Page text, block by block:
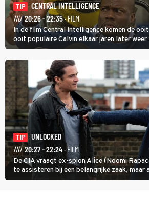
TIP
CENTRAL INTELLIGENCE
NU 20:26 - 22:35· FILM
In de film Central Intelligence komen de
ooit populaire Calvin elkaar jaren later
inmiddels supergespierd en werkzaam voor
goed kan gebruiken.
TIP
UNLOCKED
NU 20:27 - 22:24· FILM
De CIA vraagt ex-spion Alice (Noomi
te assisteren bij een belangrijke zaak, maar
degene die haar aanstelde kwade